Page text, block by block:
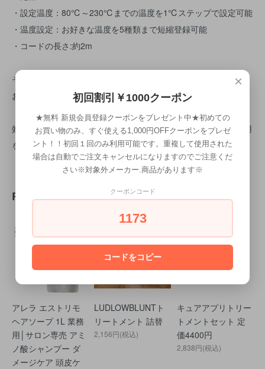
・設定温度：80℃～230℃までの温度を1℃ステップで設定可能
・温度設定：お好きな温度を5種類まで短縮登録可能
・コードの長さ:約2m
その他サイズ取り寄せ可能です
お気軽にお問合せください
効果・効能については、個人差があります。合わない場合は利用
を中止し、医師に相談してください。
RECOMMENDED ITEM
アレラ エストリモ
ヘアソープ 1L 業務
用│サロン専売 アミ
ノ酸シャンプー ダ
メージケア 頭皮ケ
LUDLOWBLUNTト
リートメント 詰替
2,156円(税込)
キュアアプリトリー
トメントセット 定
価4400円
2,838円(税込)
×
初回割引￥1000クーポン
★無料 新規会員登録クーポンをプレゼント中★初めての
お買い物のみ、すぐ使える1,000円OFFクーポンをプレゼ
ント！！初回１回のみ利用可能です。重複して使用された
場合は自動でご注文キャンセルになりますのでご注意くだ
さい※対象外メーカー.商品があります※
クーポンコード
1173
コードをコピー